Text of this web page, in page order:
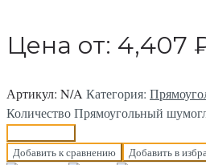
Цена от: 4,407
Артикул: N/A Категория:
Количество Прямоугольный
Добавить к сравнению Добавить в